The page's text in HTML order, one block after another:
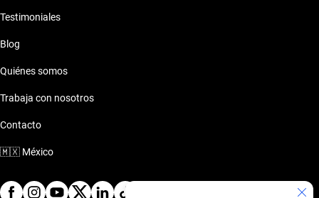
Testimoniales
Blog
Quiénes somos
Trabaja con nosotros
Contacto
🇲🇽 México